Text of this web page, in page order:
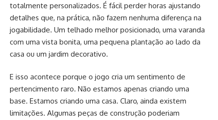
totalmente personalizados. É fácil perder horas ajustando
detalhes que, na prática, não fazem nenhuma diferença na
jogabilidade. Um telhado melhor posicionado, uma varanda
com uma vista bonita, uma pequena plantação ao lado da
casa ou um jardim decorativo.
E isso acontece porque o jogo cria um sentimento de
pertencimento raro. Não estamos apenas criando uma
base. Estamos criando uma casa. Claro, ainda existem
limitações. Algumas peças de construção poderiam